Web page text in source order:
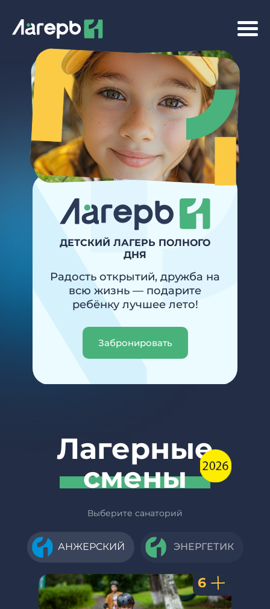
ДЕТСКИЙ ЛАГЕРЬ ПОЛНОГО
ДНЯ
Радость открытий, дружба на
всю жизнь — подарите
ребёнку лучшее лето!
Забронировать
Лагерные
смены
Выберите санаторий
АНЖЕРСКИЙ ЭНЕРГЕТИК
6
6